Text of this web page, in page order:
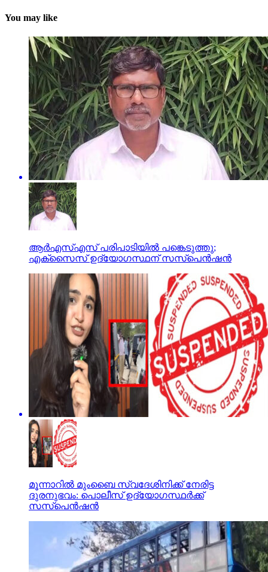
You may like
ആര്‍എസ്എസ് പരിപാടിയില്‍ പങ്കെടുത്തു;
എക്‌സൈസ് ഉദ്യോഗസ്ഥന് സസ്‌പെന്‍ഷന്‍
മൂന്നാറില്‍ മുംബൈ സ്വദേശിനിക്ക് നേരിട്ട
ദുരനുഭവം: പൊലീസ് ഉദ്യോഗസ്ഥര്‍ക്ക്
സസ്പെന്‍ഷന്‍